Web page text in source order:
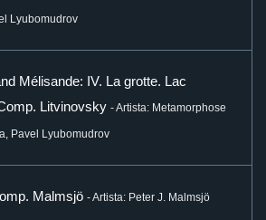
Lyubomudrov
Mélisande: IV. La grotte. Lac
Litvinovsky - Artista: Metamorphose
Pavel Lyubomudrov
Malmsjö - Artista: Peter J. Malmsjö